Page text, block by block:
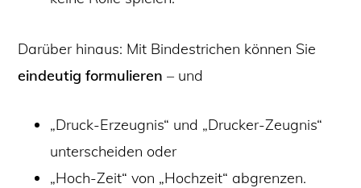
Darüber hinaus: Mit Bindestrichen können Sie
eindeutig formulieren – und
„Druck-Erzeugnis“ und „Drucker-Zeugnis“
unterscheiden oder
„Hoch-Zeit“ von „Hochzeit“ abgrenzen.